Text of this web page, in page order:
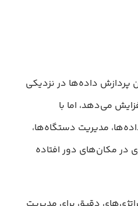
پردازش داده‌ها در نزدیکی
می‌دهد، اما با
مدیریت دستگاه‌ها،
در مکان‌های دور افتاده